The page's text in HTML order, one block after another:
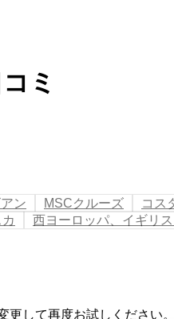
ミ
ン MSCクルーズ コス
西ヨーロッパ、イギリ
して再度お試しください。